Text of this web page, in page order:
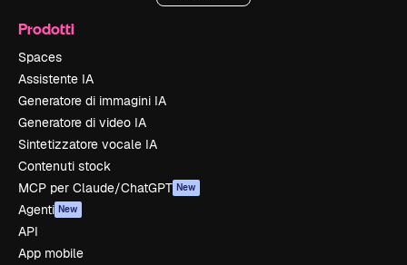
Prodotti
Spaces
Assistente IA
Generatore di immagini IA
Generatore di video IA
Sintetizzatore vocale IA
Contenuti stock
MCP per Claude/ChatGPT New
Agenti New
API
App mobile